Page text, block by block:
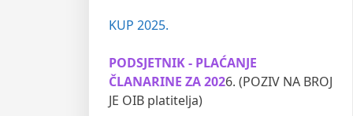
KUP 2025.
PODSJETNIK - PLAĆANJE
ČLANARINE ZA 2026. (POZIV NA BROJ
JE OIB platitelja)